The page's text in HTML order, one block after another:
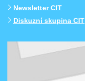
Newsletter CIT
Diskuzní skupina CIT